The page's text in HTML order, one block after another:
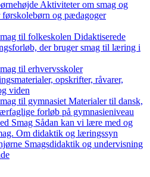
Aktiviteter om smag og
førskolebørn og pædagoger
til folkeskolen Didaktiserede
der bruger smag til læring i
til erhvervsskoler
opskrifter, råvarer,
viden
til gymnasiet Materialer til dansk,
forløb på gymnasieniveau
Smag Sådan kan vi lære med og
Om didaktik og læringssyn
Smagsdidaktik og undervisning